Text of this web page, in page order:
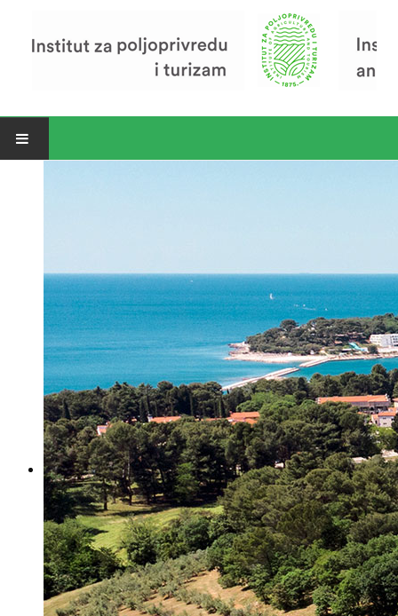
Zavod za poljoprivredu i prehranu
Zavod za ekonomiku i razvoj poljoprivrede
Zavod za turizam
Pokusno poljoprivredno imanje
Zaposlenici
Euraxess
Misija i vizija
Upravno Vijeće
Rad Upravnog vijeća
Znanstveno Vijeće
Rad Znanstvenog vijeća
Etičko povjerenstvo
Etički kodeks
Financiranje
Proračun
Potpore
PROGRAMSKO FINANCIRANJE